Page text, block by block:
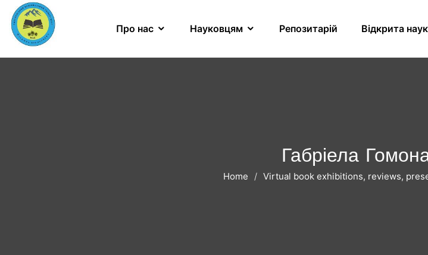
Про нас Науковцям Репозитарій Відкрита
Габріела
Home Virtual book exhibitions, reviews,